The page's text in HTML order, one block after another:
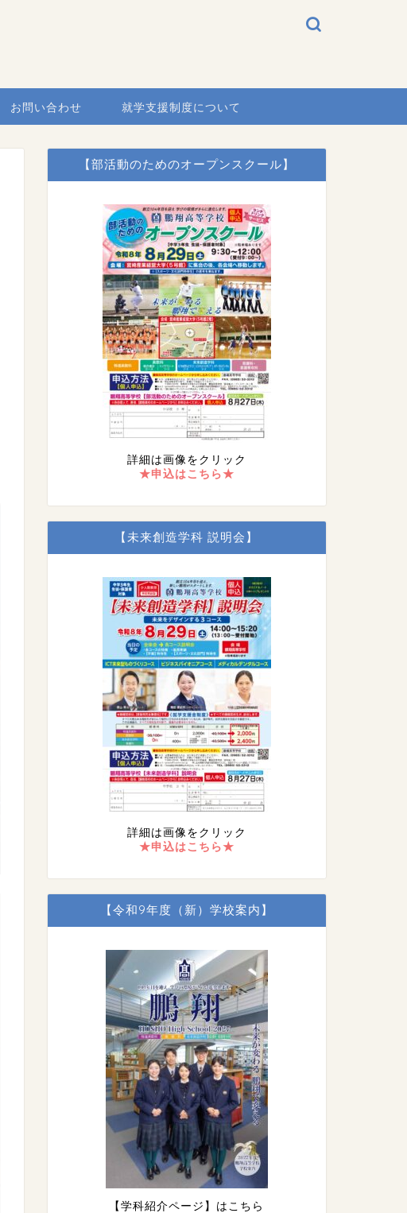
お問い合わせ 就学支援制度について
【部活動のためのオープンスクール】
詳細は画像をクリック
★申込はこちら★
【未来創造学科 説明会】
詳細は画像をクリック
★申込はこちら★
【令和9年度（新）学校案内】
【学科紹介ページ】はこちら